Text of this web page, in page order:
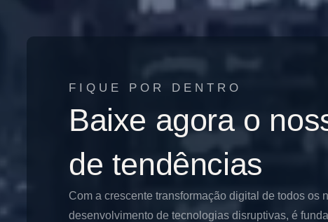
FIQUE POR DENTRO
Baixe agora o
de tendências
Com a crescente transformação digital de todos os
desenvolvimento de tecnologias disruptivas, é